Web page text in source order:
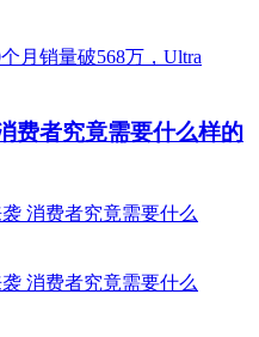
费者究竟需要什么样的